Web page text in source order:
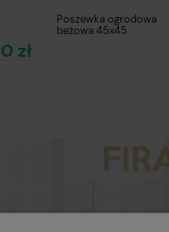
zł
Poszewka ogrodowa
beżowa 45x45